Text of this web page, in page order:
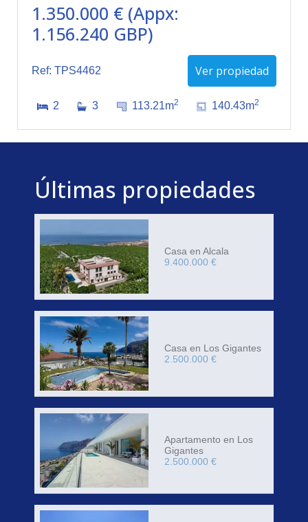
1.350.000 € (Appx:
1.156.240 GBP)
Ref: TPS4462 Ver propiedad
2 3 113.21m2 140.43m2
Últimas propiedades
Casa en Alcala
9.400.000 €
Casa en Los Gigantes
2.500.000 €
Apartamento en Los
Gigantes
2.500.000 €